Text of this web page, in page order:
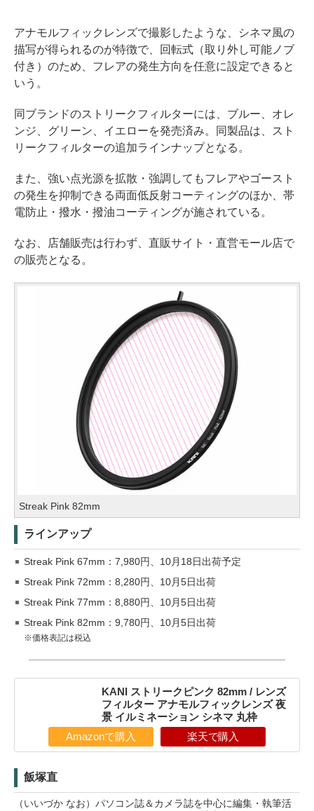
アナモルフィックレンズで撮影したような、シネマ風の
描写が得られるのが特徴で、回転式（取り外し可能ノブ
付き）のため、フレアの発生方向を任意に設定できると
いう。
同ブランドのストリークフィルターには、ブルー、オレ
ンジ、グリーン、イエローを発売済み。同製品は、スト
リークフィルターの追加ラインナップとなる。
また、強い点光源を拡散・強調してもフレアやゴースト
の発生を抑制できる両面低反射コーティングのほか、帯
電防止・撥水・撥油コーティングが施されている。
なお、店舗販売は行わず、直販サイト・直営モール店で
の販売となる。
Streak Pink 82mm
ラインアップ
Streak Pink 67mm：7,980円、10月18日出荷予定
Streak Pink 72mm：8,280円、10月5日出荷
Streak Pink 77mm：8,880円、10月5日出荷
Streak Pink 82mm：9,780円、10月5日出荷
※価格表記は税込
KANI ストリークピンク 82mm / レンズ
フィルター アナモルフィックレンズ 夜
景 イルミネーション シネマ 丸枠
Amazonで購入 楽天で購入
飯塚直
（いいづか なお）パソコン誌＆カメラ誌を中心に編集・執筆活